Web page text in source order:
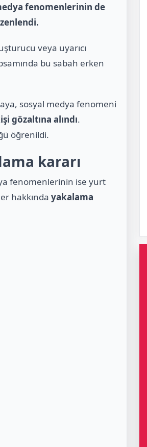
fenomenlerinin de
veya uyarıcı
bu sabah erken
sosyal medya fenomeni
gözaltına alındı.
öğrenildi.
kararı
fenomenlerinin ise yurt
hakkında yakalama